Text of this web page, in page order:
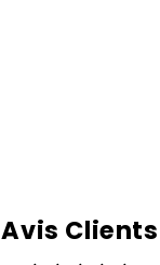
Avis Clients